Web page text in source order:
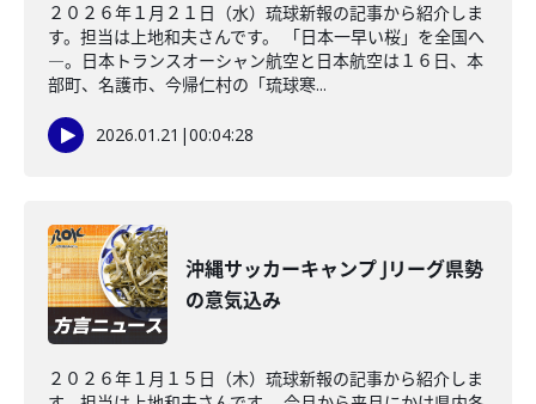
２０２６年１月２１日（水）琉球新報の記事から紹介しま
す。担当は上地和夫さんです。 「日本一早い桜」を全国へ
―。日本トランスオーシャン航空と日本航空は１６日、本
部町、名護市、今帰仁村の「琉球寒...
2026.01.21 |00:04:28
沖縄サッカーキャンプ Jリーグ県勢
の意気込み
２０２６年１月１５日（木）琉球新報の記事から紹介しま